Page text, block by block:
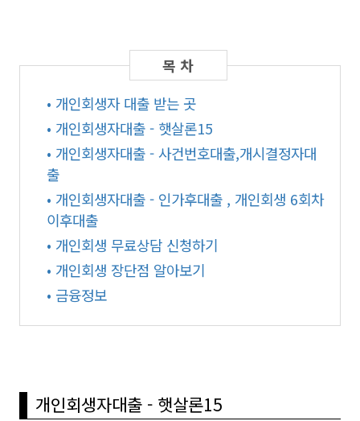
• 개인회생자 대출 받는 곳
• 개인회생자대출 - 햇살론15
• 개인회생자대출 - 사건번호대출,개시결정자대
출
• 개인회생자대출 - 인가후대출 , 개인회생 6회차
이후대출
• 개인회생 무료상담 신청하기
• 개인회생 장단점 알아보기
• 금융정보
개인회생자대출 - 햇살론15